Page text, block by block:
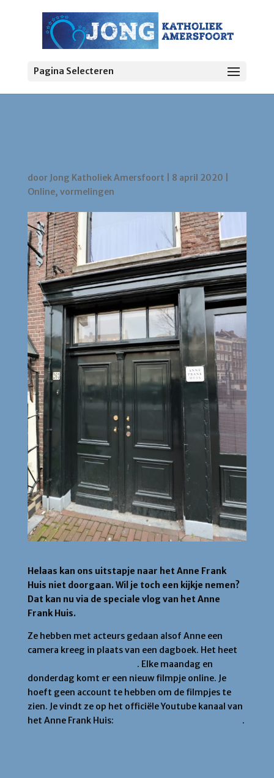
Pagina Selecteren
door Jong Katholiek Amersfoort 8 april 2020
Online, vormelingen
Helaas kan ons uitstapje naar het Anne Frank
Huis niet doorgaan. Wil je toch een kijkje nemen?
Dat kan nu via de speciale vlog van het Anne
Frank Huis.
Ze hebben met acteurs gedaan alsof Anne een
camera kreeg in plaats van een dagboek. Het heet
. Elke maandag en
donderdag komt er een nieuw filmpje online. Je
hoeft geen account te hebben om de filmpjes te
zien. Je vindt ze op het officiële Youtube kanaal van
het Anne Frank Huis:
.